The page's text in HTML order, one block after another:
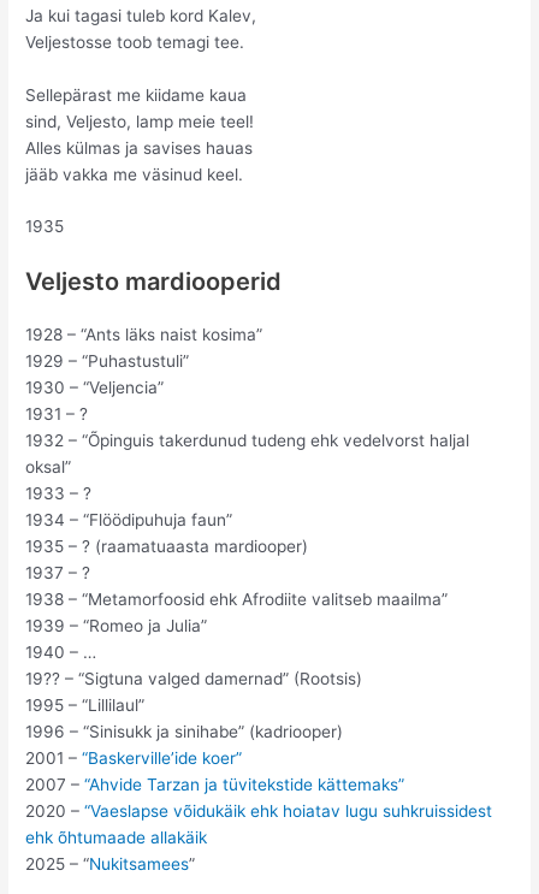
Ja kui tagasi tuleb kord Kalev,
Veljestosse toob temagi tee.
Sellepärast me kiidame kaua
sind, Veljesto, lamp meie teel!
Alles külmas ja savises hauas
jääb vakka me väsinud keel.
1935
Veljesto mardiooperid
1928 – “Ants läks naist kosima”
1929 – “Puhastustuli”
1930 – “Veljencia”
1931 – ?
1932 – “Õpinguis takerdunud tudeng ehk vedelvorst haljal
oksal”
1933 – ?
1934 – “Flöödipuhuja faun”
1935 – ? (raamatuaasta mardiooper)
1937 – ?
1938 – “Metamorfoosid ehk Afrodiite valitseb maailma”
1939 – “Romeo ja Julia”
1940 – …
19?? – “Sigtuna valged damernad” (Rootsis)
1995 – “Lillilaul”
1996 – “Sinisukk ja sinihabe” (kadriooper)
2001 –“Baskerville’ide koer”
2007 –“Ahvide Tarzan ja tüvitekstide kättemaks”
2020 –“Vaeslapse võidukäik ehk hoiatav lugu suhkruissidest
ehk õhtumaade allakäik
2025 – “Nukitsamees”